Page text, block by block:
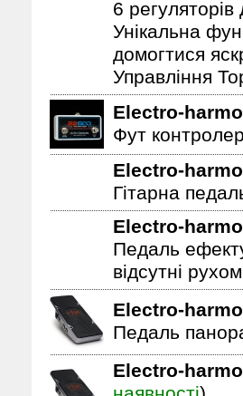
Педаль
дисторшн
6
Унікальна
домогтися
Управління
Electro-
Фут
Electro-
Гітарна
Electro-
Педаль
відсутні
Electro-
Педаль